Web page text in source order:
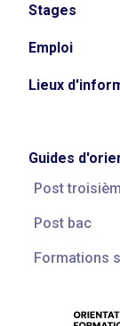
Stages
Emploi
Lieux
Guides
Post
Post bac
Formations